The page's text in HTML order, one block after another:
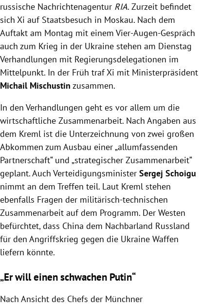
russische Nachrichtenagentur RIA. Zurzeit befindet
sich Xi auf Staatsbesuch in Moskau. Nach dem
Auftakt am Montag mit einem Vier-Augen-Gespräch
auch zum Krieg in der Ukraine stehen am Dienstag
Verhandlungen mit Regierungsdelegationen im
Mittelpunkt. In der Früh traf Xi mit Ministerpräsident
Michail Mischustin zusammen.
In den Verhandlungen geht es vor allem um die
wirtschaftliche Zusammenarbeit. Nach Angaben aus
dem Kreml ist die Unterzeichnung von zwei großen
Abkommen zum Ausbau einer „allumfassenden
Partnerschaft“ und „strategischer Zusammenarbeit“
geplant. Auch Verteidigungsminister Sergej Schoigu
nimmt an dem Treffen teil. Laut Kreml stehen
ebenfalls Fragen der militärisch-technischen
Zusammenarbeit auf dem Programm. Der Westen
befürchtet, dass China dem Nachbarland Russland
für den Angriffskrieg gegen die Ukraine Waffen
liefern könnte.
„Er will einen schwachen Putin“
Nach Ansicht des Chefs der Münchner